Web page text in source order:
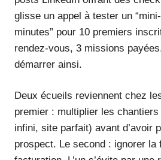
glisse un appel à tester un
minutes” pour 10 premiers
rendez-vous, 3 missions
démarrer ainsi.
Deux écueils reviennent chez
premier : multiplier les
infini, site parfait) avant d’avoir
prospect. Le second : ignorer la